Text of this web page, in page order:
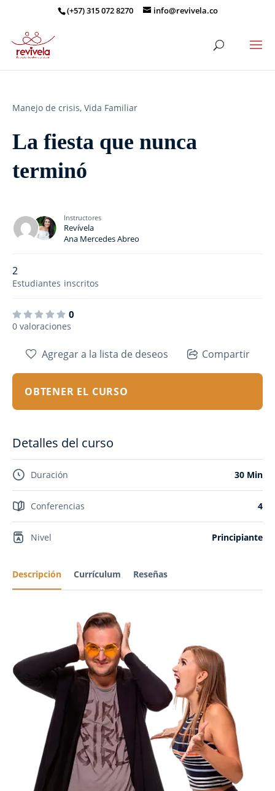
(+57) 315 072 8270 info@revivela.co
Manejo de crisis, Vida Familiar
La fiesta que nunca
terminó
Instructores
Revívela
Ana Mercedes Abreo
2
Estudiantes inscritos
0
0 valoraciones
Descripción Currículum Reseñas
Agregar a la lista de deseos Compartir
OBTENER EL CURSO
Detalles del curso
Duración 30 Min
Conferencias 4
Nivel Principiante